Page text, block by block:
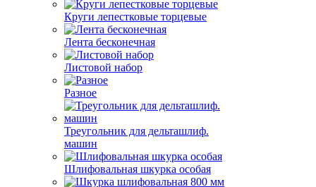
Круги лепестковые торцевые
Лента бесконечная
Листовой набор
Разное
Треугольник для дельташлиф.
машин
Шлифовальная шкурка особая